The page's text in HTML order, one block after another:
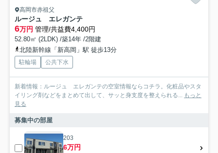
高岡市赤祖父
ルージュ エレガンテ
6万円 管理/共益費4,400円
52.80㎡ (2LDK) /築14年 /2階建
北陸新幹線「新高岡」駅 徒歩13分
駐輪場 公共下水
新着情報：ルージュ エレガンテの空室情報ならコチラ。化粧品やスタ
イリング剤などをまとめて出して、サッと身支度を整えられる... もっと
見る
募集中の部屋
203
6万円